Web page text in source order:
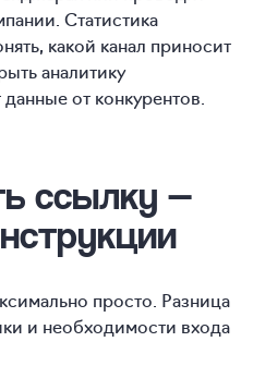
Статистика
какой канал приносит
аналитику
от конкурентов.
ссылку —
просто. Разница
и необходимости входа